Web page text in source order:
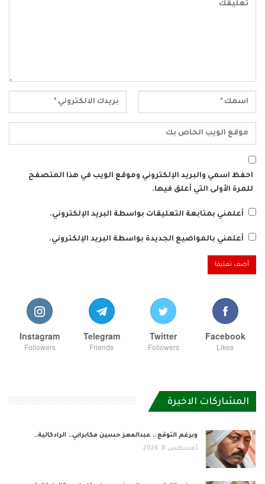
احفظ اسمي والبريد الإلكتروني وموقع الويب في هذا المتصفح
للمرة الأولى التي أعلق فيها.
أعلمني بمتابعة التعليقات بواسطة البريد الإلكتروني.
أعلمني بالمواضيع الجديدة بواسطة البريد الإلكتروني.
Facebook
Likes
Twitter
Followers
Telegram
Friends
Instagram
Followers
المشاركات الاخيرة
وبرغم التوقع.. عبدالمعز حسين مكابرابي… الرادكالية…
أغسطس 8, 2026